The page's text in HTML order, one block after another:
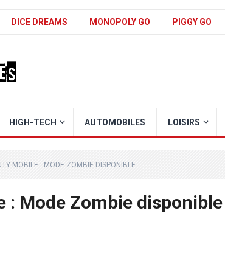
DICE DREAMS MONOPOLY GO PIGGY GO
HIGH-TECH AUTOMOBILES LOISIRS
MOBILE : MODE ZOMBIE DISPONIBLE
: Mode Zombie disponible